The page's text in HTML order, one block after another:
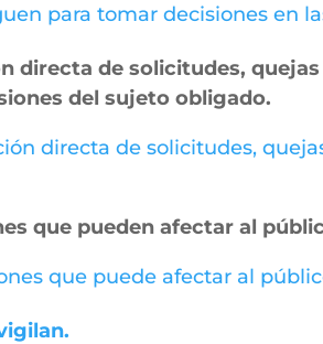
para tomar decisiones en
directa de solicitudes,
del sujeto obligado.
directa de solicitudes,
que pueden afectar al
que puede afectar al